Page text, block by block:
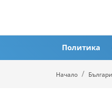
Политика
Начало